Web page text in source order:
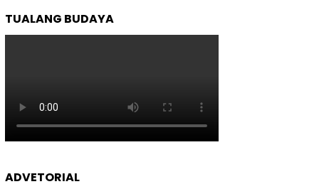
TUALANG BUDAYA
ADVETORIAL